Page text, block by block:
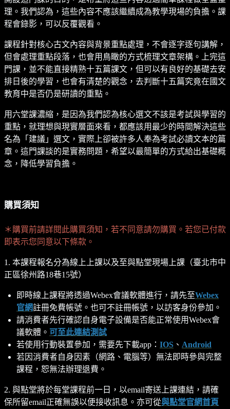
理。我們認為，這些內容不應該繼續成為教學現場的負擔。課
程會錄影，可以反覆觀看。
課程針對核心古文內容與背景重點處理，不會逐字逐句講解，
但會處理重點段落，也會用鳥瞰的方式梳理文章架構。上完這
門課，並不能直接精熟十五篇課文，但可以有良好的基礎去安
排日後的學習，也會有清楚的觀念，去判斷十五篇究竟在國文
教育中是否仍是研讀的重點。
用六堂課濃縮，是因為我們認為核心選文不該是考試與學習的
重點，就理想與現實層面來看，都應該用最少的時間解決這些
名為「建議」選文，實際上卻被許多人奉為考試必讀文本的篇
章。這門課談的是實務問題，希望以最簡單的方式給出基礎概
念，降低學習負擔。
購買須知
＊購買前請詳閱此購買須知，若不同意請勿購買。若您已付款
即表示您同意以下條款。
1. 本課程報名分為線上上課以及至與點堂現場上課（臺北市中
正區徐州路18巷15號）
即時線上課程將透過Webex會議軟體進行，請先至Webex
官網註冊免費帳號。也可不註冊帳號，以訪客身份參加。
請消費者先行確認自身電子設備是否能正常使用Webex會
議軟體。 可至此連結測試
若使用行動裝置參加，需要先下載app： IOS 、 Android
若因消費者自身因素（網路、電腦等）無法即時參與完整
課程，恕無法辦理退費。
2. 與點堂將於每堂課程前一日，以email寄送上課連結，請確
保所留email正確無誤以便接收訊息。亦可從與點堂官網首頁